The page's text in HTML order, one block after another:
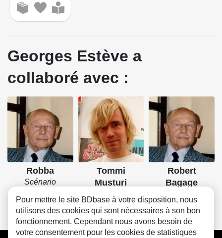
Georges Estève a
collaboré avec :
Robba
Scénario
Tommi
Musturi
Robert
Bagage
Pour mettre le site BDbase à votre disposition, nous
utilisons des cookies qui sont nécessaires à son bon
fonctionnement. Cependant nous avons besoin de
votre consentement pour les cookies de statistiques